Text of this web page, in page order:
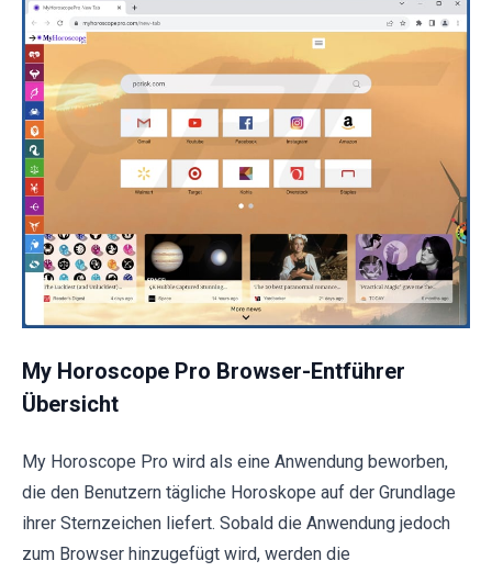
My Horoscope Pro Browser-Entführer
Übersicht
My Horoscope Pro wird als eine Anwendung beworben,
die den Benutzern tägliche Horoskope auf der Grundlage
ihrer Sternzeichen liefert. Sobald die Anwendung jedoch
zum Browser hinzugefügt wird, werden die